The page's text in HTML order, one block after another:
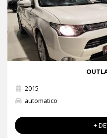
2015
automatico
+